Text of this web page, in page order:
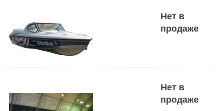
Нет в
продаже
Нет в
продаже